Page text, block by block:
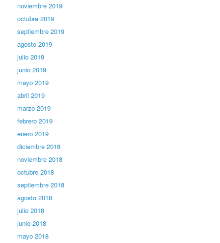
noviembre 2019
octubre 2019
septiembre 2019
agosto 2019
julio 2019
junio 2019
mayo 2019
abril 2019
marzo 2019
febrero 2019
enero 2019
diciembre 2018
noviembre 2018
octubre 2018
septiembre 2018
agosto 2018
julio 2018
junio 2018
mayo 2018